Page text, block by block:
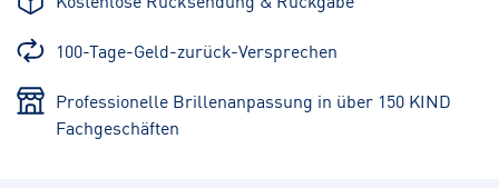
100-Tage-Geld-zurück-Versprechen
Professionelle Brillenanpassung in über 150 KIND
Fachgeschäften